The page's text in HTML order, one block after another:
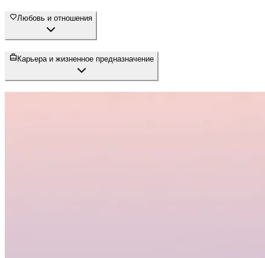
Любовь и отношения
Карьера и жизненное предназначение